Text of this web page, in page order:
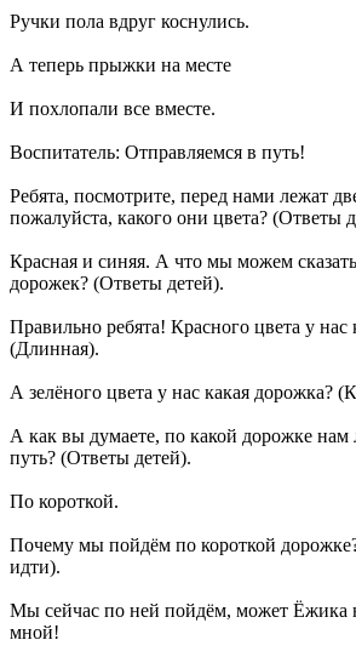
Ручки пола вдруг коснулись.
А теперь прыжки на месте
И похлопали все вместе.
Воспитатель: Отправляемся в путь!
Ребята, посмотрите, перед нами лежат
пожалуйста, какого они цвета? (Ответы
Красная и синяя. А что мы можем
дорожек? (Ответы детей).
Правильно ребята! Красного цвета у нас
(Длинная).
А зелёного цвета у нас какая дорожка?
А как вы думаете, по какой дорожке нам
путь? (Ответы детей).
По короткой.
Почему мы пойдём по короткой
идти).
Мы сейчас по ней пойдём, может Ёжика
мной!